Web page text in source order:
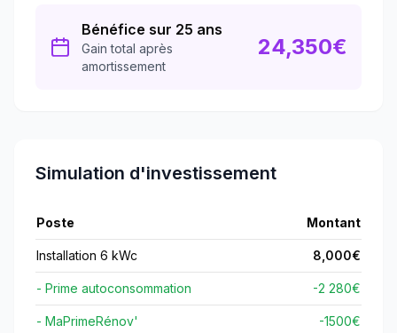
Bénéfice sur 25 ans
Gain total après
amortissement
24,350€
Simulation d'investissement
Poste Montant
Installation 6 kWc 8,000€
- Prime autoconsommation -2 280€
- MaPrimeRénov' -1500€